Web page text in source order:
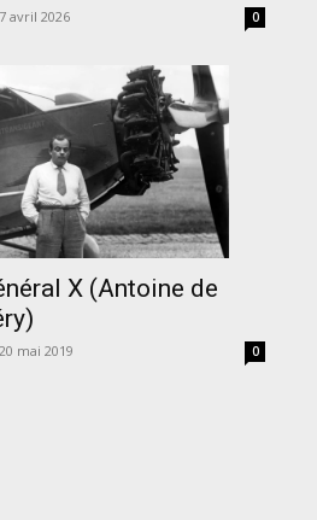
7 avril 2026 0
X (Antoine de
20 mai 2019 0